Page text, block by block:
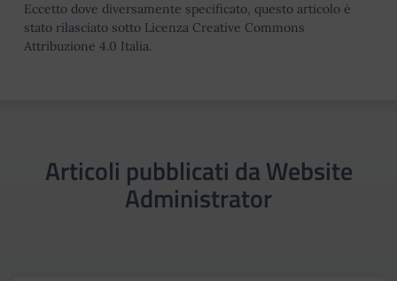
Eccetto dove diversamente specificato, questo articolo è
stato rilasciato sotto Licenza Creative Commons
Attribuzione 4.0 Italia.
Articoli pubblicati da Website
Administrator